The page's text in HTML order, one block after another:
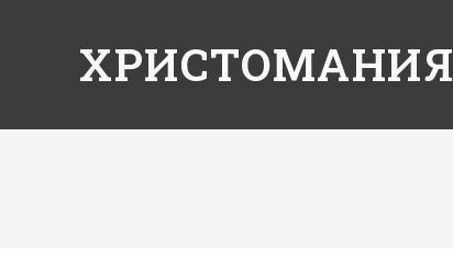
ХРИСТОМАНИЯ